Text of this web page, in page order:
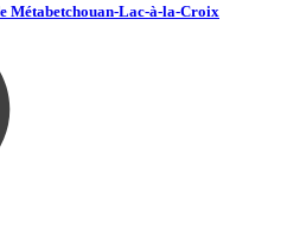
Métabetchouan-Lac-à-la-Croix